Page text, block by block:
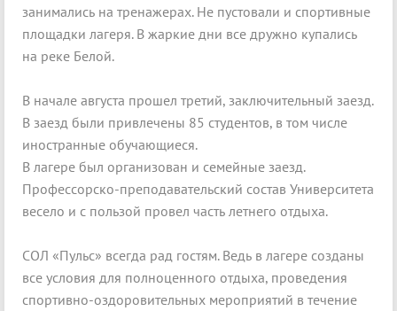
занимались на тренажерах. Не пустовали и спортивные
площадки лагеря. В жаркие дни все дружно купались
на реке Белой.
В начале августа прошел третий, заключительный заезд.
В заезд были привлечены 85 студентов, в том числе
иностранные обучающиеся.
В лагере был организован и семейные заезд.
Профессорско-преподавательский состав Университета
весело и с пользой провел часть летнего отдыха.
СОЛ «Пульс» всегда рад гостям. Ведь в лагере созданы
все условия для полноценного отдыха, проведения
спортивно-оздоровительных мероприятий в течение